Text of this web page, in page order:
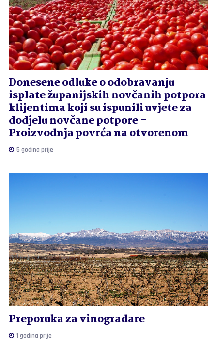
Donesene odluke o odobravanju
isplate županijskih novčanih potpora
klijentima koji su ispunili uvjete za
dodjelu novčane potpore –
Proizvodnja povrća na otvorenom
5 godina prije
Preporuka za vinogradare
1 godina prije